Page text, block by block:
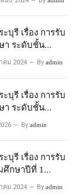
ารรับ
า ระดับชั้น
อนุบาลปีที่ 2 ประจําปีการศึกษา 2567
คม 2024 By admin
บุรี เรื่อง การรับ
า ระดับชั้น
กษา ๒๕๖๙
By admin
ารรับ
ศึกษาปีที่ 1
ยาศาสตร์ และ
คม 2024 By admin